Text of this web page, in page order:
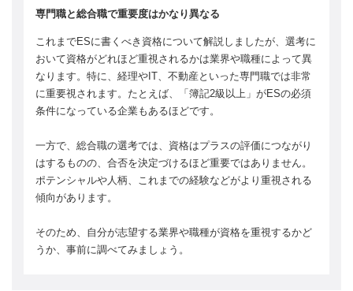
専門職と総合職で重要度はかなり異なる
これまでESに書くべき資格について解説しましたが、選考に
おいて資格がどれほど重視されるかは業界や職種によって異
なります。特に、経理やIT、不動産といった専門職では非常
に重要視されます。たとえば、「簿記2級以上」がESの必須
条件になっている企業もあるほどです。
一方で、総合職の選考では、資格はプラスの評価につながり
はするものの、合否を決定づけるほど重要ではありません。
ポテンシャルや人柄、これまでの経験などがより重視される
傾向があります。
そのため、自分が志望する業界や職種が資格を重視するかど
うか、事前に調べてみましょう。